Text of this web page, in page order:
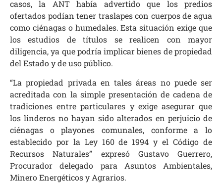
casos, la ANT había advertido que los predios
ofertados podían tener traslapes con cuerpos de agua
como ciénagas o humedales. Esta situación exige que
los estudios de títulos se realicen con mayor
diligencia, ya que podría implicar bienes de propiedad
del Estado y de uso público.
“La propiedad privada en tales áreas no puede ser
acreditada con la simple presentación de cadena de
tradiciones entre particulares y exige asegurar que
los linderos no hayan sido alterados en perjuicio de
ciénagas o playones comunales, conforme a lo
establecido por la Ley 160 de 1994 y el Código de
Recursos Naturales” expresó Gustavo Guerrero,
Procurador delegado para Asuntos Ambientales,
Minero Energéticos y Agrarios.